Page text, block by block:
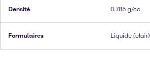
Densité 0.785 g/cc
Formulaires Liquide (clair)